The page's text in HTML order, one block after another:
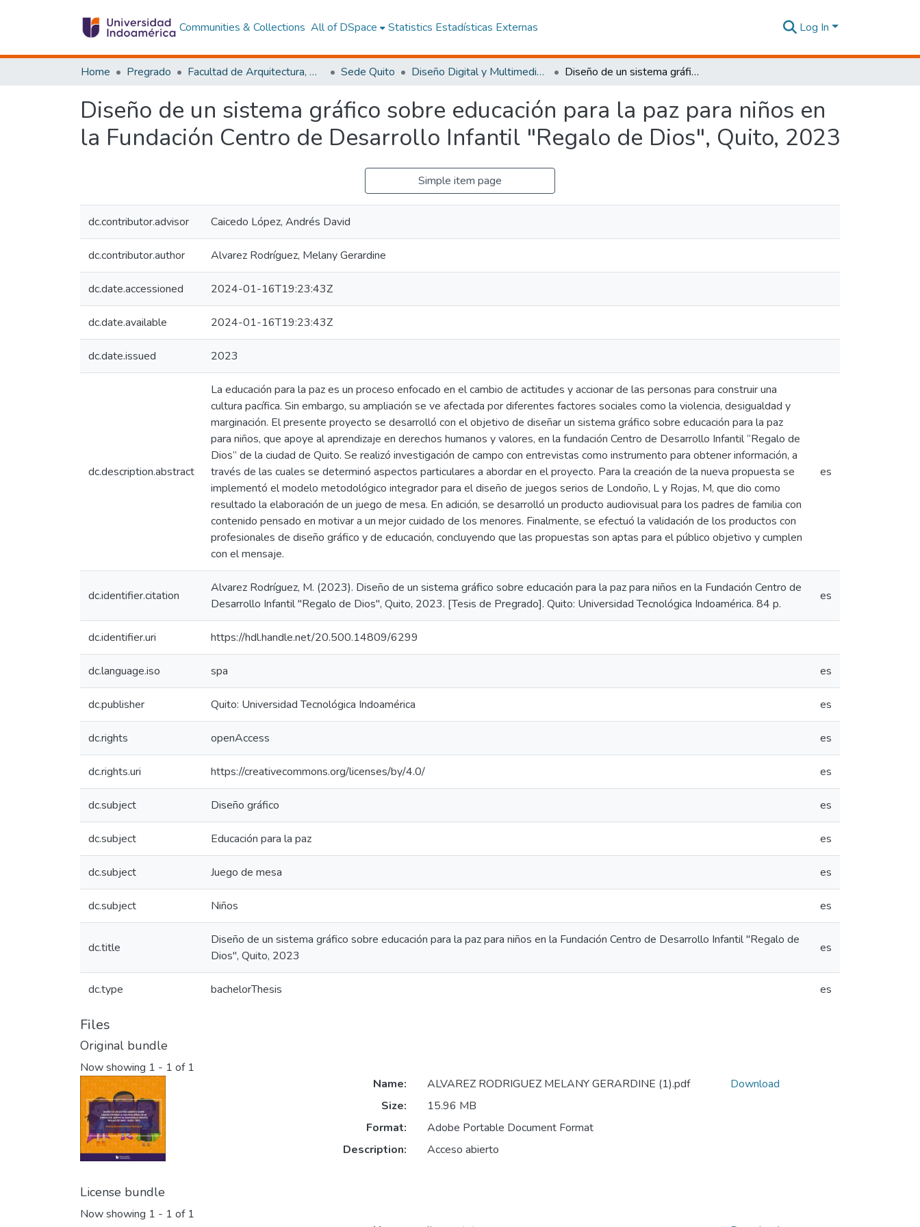
Communities & Collections All of DSpace Statistics Estadísticas Externas Log In
Home Pregrado Facultad de Arquitectura, Artes y Diseño Sede Quito Diseño Digital y Multimedia Quito Diseño de un sistema gráfico sobre educación para la paz para niños en la Fundación Centro de Desarrollo Infantil "Regalo de Dios", Quito, 2023
Diseño de un sistema gráfico sobre educación para la paz para niños en
la Fundación Centro de Desarrollo Infantil "Regalo de Dios", Quito, 2023
Simple item page
dc.contributor.advisor Caicedo López, Andrés David
dc.contributor.author Alvarez Rodríguez, Melany Gerardine
dc.date.accessioned 2024-01-16T19:23:43Z
dc.date.available 2024-01-16T19:23:43Z
dc.date.issued 2023
dc.description.abstract
La educación para la paz es un proceso enfocado en el cambio de actitudes y accionar de las personas para construir una
cultura pacífica. Sin embargo, su ampliación se ve afectada por diferentes factores sociales como la violencia, desigualdad y
marginación. El presente proyecto se desarrolló con el objetivo de diseñar un sistema gráfico sobre educación para la paz
para niños, que apoye al aprendizaje en derechos humanos y valores, en la fundación Centro de Desarrollo Infantil “Regalo de
Dios” de la ciudad de Quito. Se realizó investigación de campo con entrevistas como instrumento para obtener información, a
través de las cuales se determinó aspectos particulares a abordar en el proyecto. Para la creación de la nueva propuesta se
implementó el modelo metodológico integrador para el diseño de juegos serios de Londoño, L y Rojas, M, que dio como
resultado la elaboración de un juego de mesa. En adición, se desarrolló un producto audiovisual para los padres de familia con
contenido pensado en motivar a un mejor cuidado de los menores. Finalmente, se efectuó la validación de los productos con
profesionales de diseño gráfico y de educación, concluyendo que las propuestas son aptas para el público objetivo y cumplen
con el mensaje.
es
dc.identifier.citation
Alvarez Rodríguez, M. (2023). Diseño de un sistema gráfico sobre educación para la paz para niños en la Fundación Centro de
Desarrollo Infantil "Regalo de Dios", Quito, 2023. [Tesis de Pregrado]. Quito: Universidad Tecnológica Indoamérica. 84 p.
es
dc.identifier.uri https://hdl.handle.net/20.500.14809/6299
dc.language.iso spa es
dc.publisher Quito: Universidad Tecnológica Indoamérica es
dc.rights openAccess es
dc.rights.uri https://creativecommons.org/licenses/by/4.0/ es
dc.subject Diseño gráfico es
dc.subject Educación para la paz es
dc.subject Juego de mesa es
dc.subject Niños es
dc.title
Diseño de un sistema gráfico sobre educación para la paz para niños en la Fundación Centro de Desarrollo Infantil "Regalo de
Dios", Quito, 2023
es
dc.type bachelorThesis es
Files
Original bundle
Now showing 1 - 1 of 1
Name:
ALVAREZ RODRIGUEZ MELANY GERARDINE (1).pdf
Size:
15.96 MB
Format:
Adobe Portable Document Format
Description:
Acceso abierto
Download
License bundle
Now showing 1 - 1 of 1